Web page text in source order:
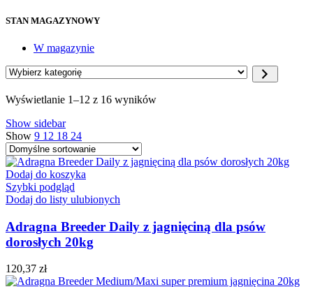
STAN MAGAZYNOWY
W magazynie
Wybierz
Wyświetlanie 1–12 z 16 wyników
Show sidebar
Show 9 12 18 24
Dodaj do koszyka
Szybki podgląd
Dodaj do listy ulubionych
Adragna Breeder Daily z jagnięciną dla psów
dorosłych 20kg
120,37 zł